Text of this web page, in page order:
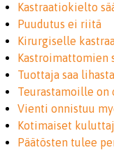
Kastraatiokielto
Puudutus ei riitä
Kirurgiselle
Kastroimattomien
Tuottaja saa
Teurastamoille on
Vienti onnistuu
Kotimaiset
Päätösten tulee